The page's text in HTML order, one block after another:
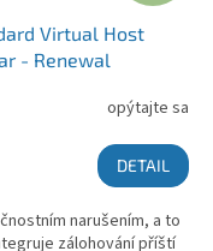
Virtual Host
- Renewal
opýtajte sa
DETAIL
narušením, a to
zálohování příští